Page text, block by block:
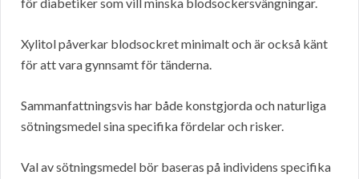
Xylitol påverkar blodsockret minimalt och är också känt
för att vara gynnsamt för tänderna.
Sammanfattningsvis har både konstgjorda och naturliga
sötningsmedel sina specifika fördelar och risker.
Val av sötningsmedel bör baseras på individens specifika